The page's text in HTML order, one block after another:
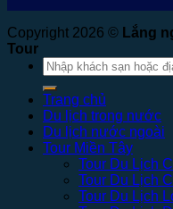
Copyright 2026 © Lắng
Tour
Tìm
kiếm:
Trang chủ
Du lịch trong nước
Du lịch nước ngoài
Tour Miền Tây
Tour Du Lịch
Tour Du Lịch
Tour Du Lịch